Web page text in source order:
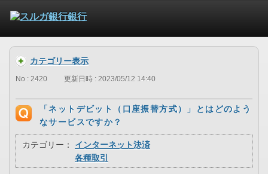
カテゴリー表示
No : 2420 更新日時 : 2023/05/12 14:40
「ネットデビット（口座振替方式）」とはどのよう
なサービスですか？
カテゴリー：
インターネット決済
各種取引